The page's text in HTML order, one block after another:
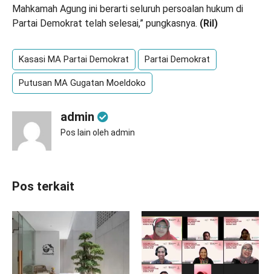
Mahkamah Agung ini berarti seluruh persoalan hukum di
Partai Demokrat telah selesai,” pungkasnya. (Ril)
Kasasi MA Partai Demokrat Partai Demokrat
Putusan MA Gugatan Moeldoko
admin
Pos lain oleh admin
Pos terkait